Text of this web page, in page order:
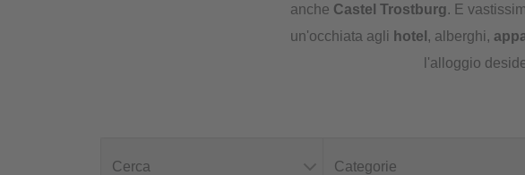
anche Castel Trostburg. E
un'occhiata agli hotel , alberghi,
l'alloggio
Cerca Categorie